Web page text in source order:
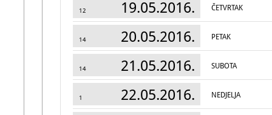
12 19.05.2016. ČETVRTAK
14 20.05.2016. PETAK
14 21.05.2016. SUBOTA
1 22.05.2016. NEDJELJA